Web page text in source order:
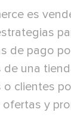
es
de pago
una
clientes
ofertas y